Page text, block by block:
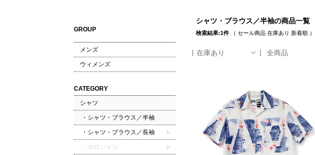
GROUP
メンズ
ウィメンズ
CATEGORY
シャツ
・シャツ・ブラウス／半袖
・シャツ・ブラウス／長袖
・ポロシャツ
シャツ・ブラウス／半袖の商品一覧
検索結果:1件（ セール商品 在庫あり 新着順）
在庫あり 全商品